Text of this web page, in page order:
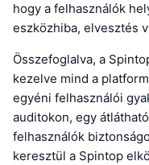
hogy a felhasználók
eszközhiba, elvesztés
Összefoglalva, a
kezelve mind a
egyéni felhasználói
auditokon, egy
felhasználók
keresztül a Spintop